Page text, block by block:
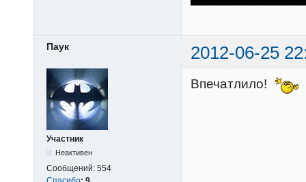
Паук 2012-06-25
Участник
Неактивен
Сообщений: 554
Впечатлило!